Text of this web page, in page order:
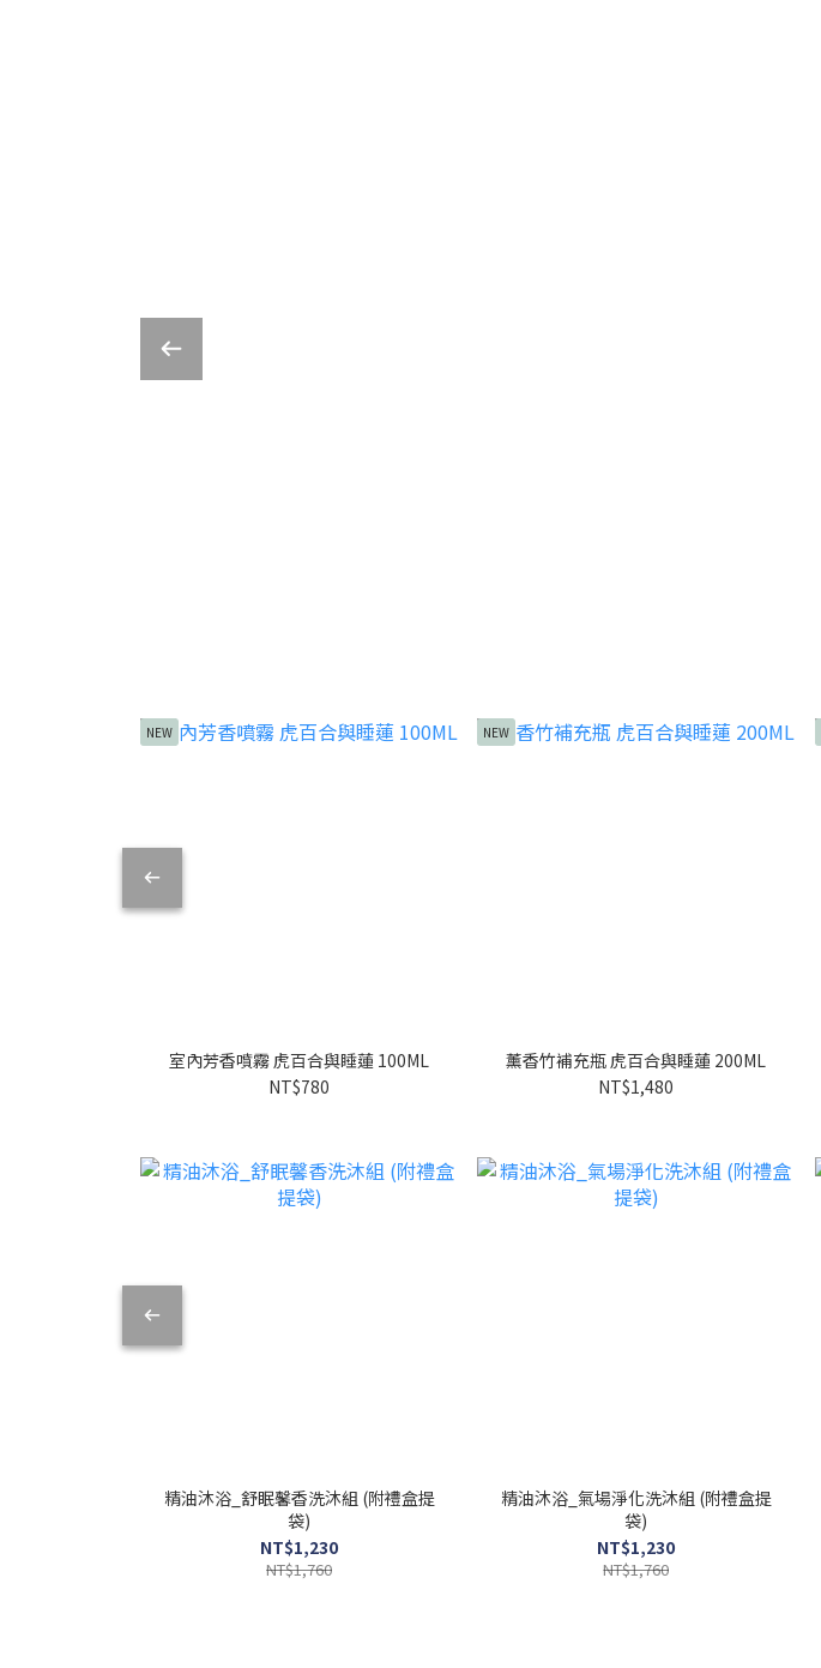
NEW
室內芳香噴霧 虎百合與睡蓮 100ML
NT$780
NEW
薰香竹補充瓶 虎百合與睡蓮 200ML
NT$1,480
精油沐浴_舒眠馨香洗沐組 (附禮盒提
袋)
NT$1,230
NT$1,760
精油沐浴_氣場淨化洗沐組 (附禮盒提
袋)
NT$1,230
NT$1,760